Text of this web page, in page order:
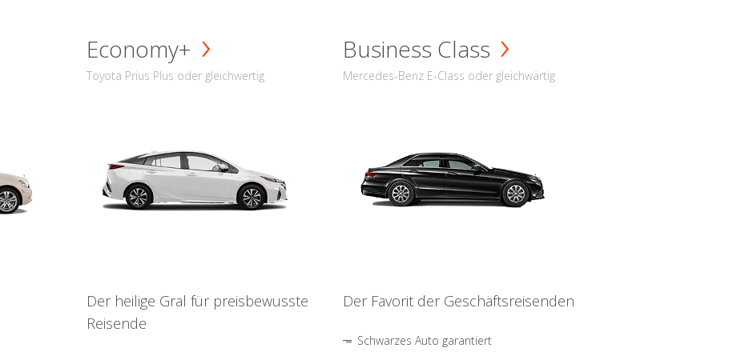
Economy+
Toyota Prius Plus oder gleichwertig
Der heilige Gral für preisbewusste
Reisende
Business Class
Mercedes-Benz E-Class oder gleichwärtig
Der Favorit der Geschäftsreisenden
Schwarzes Auto garantiert